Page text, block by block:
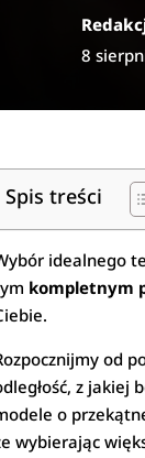
8
Spis treści
idealnego
kompletnym
od
z jakiej
o
wybierając